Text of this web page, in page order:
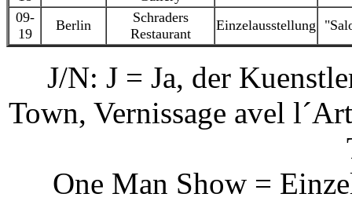
09-
19
Berlin
Schraders
Restaurant
Einzelausstellung
J/N: J = Ja, der
Town, Vernissage avel
One Man Show =